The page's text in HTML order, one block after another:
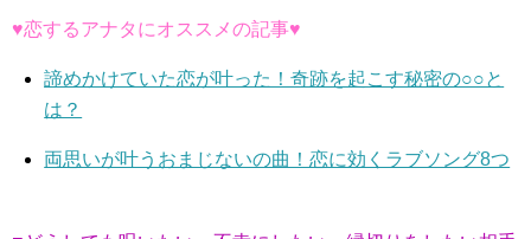
♥恋するアナタにオススメの記事♥
諦めかけていた恋が叶った！奇跡を起こす秘密の○○と
は？
両思いが叶うおまじないの曲！恋に効くラブソング8つ